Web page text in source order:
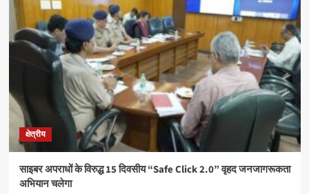
क्षेत्रीय
साइबर अपराधों के विरुद्ध 15 दिवसीय “Safe Click 2.0” वृहद जनजागरूकता
अभियान चलेगा